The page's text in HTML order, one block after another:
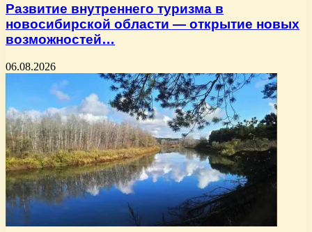
Развитие внутреннего туризма в
новосибирской области — открытие новых
возможностей…
06.08.2026